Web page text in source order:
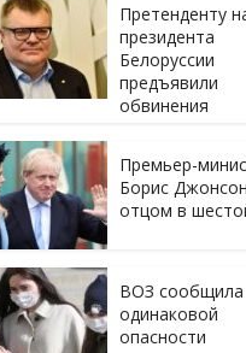
Претенденту
президента
Белоруссии
предъявили
обвинения
Премьер-
Борис
отцом в
ВОЗ
одинаковой
опасности